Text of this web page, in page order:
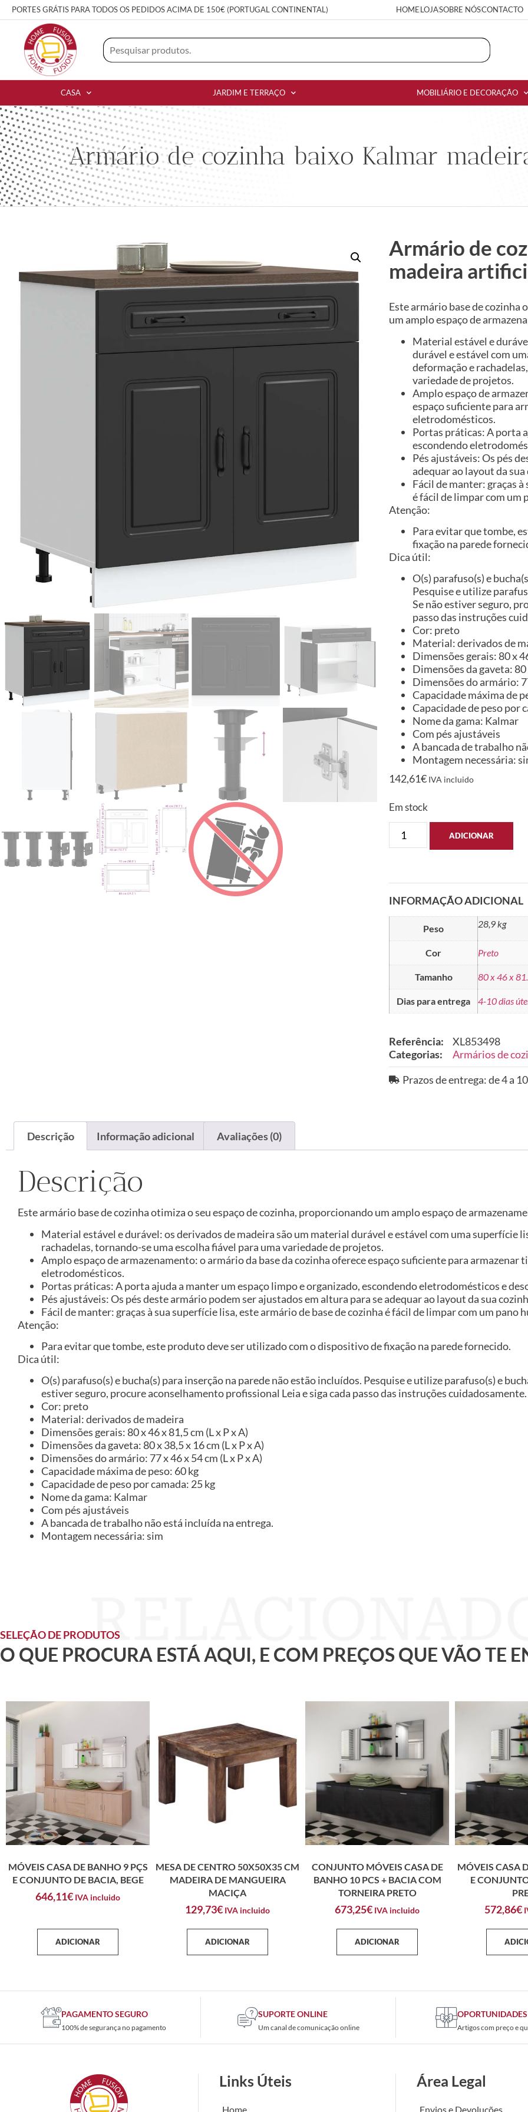
PORTES GRÁTIS PARA TODOS OS PEDIDOS ACIMA DE 150€ (PORTUGAL CONTINENTAL) HOMELOJASOBRE NÓSCONTACTO
CASA JARDIM E TERRAÇO MOBILIÁRIO E DECORAÇÃO
Armário de cozinha baixo Kalmar
Armário de
madeira
Este armário base de cozinha
um amplo espaço de
Material estável e
durável e estável com
deformação e
variedade de projetos.
Amplo espaço de
espaço suficiente para
eletrodomésticos.
Portas práticas: A porta
escondendo
Pés ajustáveis: Os pés
adequar ao layout da sua
Fácil de manter: graças
é fácil de limpar com um
Atenção:
Para evitar que tombe,
fixação na parede
Dica útil:
O(s) parafuso(s) e
Pesquise e utilize
Se não estiver seguro,
passo das instruções
Cor: preto
Material: derivados de
Dimensões gerais: 80 x
Dimensões da gaveta: 80
Dimensões do armário:
Capacidade máxima de
Capacidade de peso por
Nome da gama: Kalmar
Com pés ajustáveis
A bancada de trabalho
Montagem necessária:
142,61€ IVA incluido
Em stock
ADICIONAR
INFORMAÇÃO ADICIONAL
Peso 28,9 kg
Cor Preto
Tamanho 80 x 46 x
Dias para entrega 4-10 dias
Referência:
XL853498
Categorias:
Armários de
Prazos de entrega: de 4 a
Descrição Informação adicional Avaliações (0)
Descrição
Este armário base de cozinha otimiza o seu espaço de cozinha, proporcionando um amplo espaço de
Material estável e durável: os derivados de madeira são um material durável e estável com uma superfície
rachadelas, tornando-se uma escolha fiável para uma variedade de projetos.
Amplo espaço de armazenamento: o armário da base da cozinha oferece espaço suficiente para armazenar
eletrodomésticos.
Portas práticas: A porta ajuda a manter um espaço limpo e organizado, escondendo eletrodomésticos e
Pés ajustáveis: Os pés deste armário podem ser ajustados em altura para se adequar ao layout da sua
Fácil de manter: graças à sua superfície lisa, este armário de base de cozinha é fácil de limpar com um pano
Atenção:
Para evitar que tombe, este produto deve ser utilizado com o dispositivo de fixação na parede fornecido.
Dica útil:
O(s) parafuso(s) e bucha(s) para inserção na parede não estão incluídos. Pesquise e utilize parafuso(s) e
estiver seguro, procure aconselhamento profissional Leia e siga cada passo das instruções cuidadosamente.
Cor: preto
Material: derivados de madeira
Dimensões gerais: 80 x 46 x 81,5 cm (L x P x A)
Dimensões da gaveta: 80 x 38,5 x 16 cm (L x P x A)
Dimensões do armário: 77 x 46 x 54 cm (L x P x A)
Capacidade máxima de peso: 60 kg
Capacidade de peso por camada: 25 kg
Nome da gama: Kalmar
Com pés ajustáveis
A bancada de trabalho não está incluída na entrega.
Montagem necessária: sim
SELEÇÃO DE PRODUTOS
O QUE PROCURA ESTÁ AQUI, E COM PREÇOS QUE VÃO TE
MÓVEIS CASA DE BANHO 9 PÇS
E CONJUNTO DE BACIA, BEGE
646,11€ IVA incluido
ADICIONAR
MESA DE CENTRO 50X50X35 CM
MADEIRA DE MANGUEIRA
MACIÇA
129,73€ IVA incluido
ADICIONAR
CONJUNTO MÓVEIS CASA DE
BANHO 10 PCS + BACIA COM
TORNEIRA PRETO
673,25€ IVA incluido
ADICIONAR
MÓVEIS CASA
E
572,86€
PAGAMENTO SEGURO
100% de segurança no pagamento
SUPORTE ONLINE
Um canal de comunicação online
OPORTUNIDADES
Artigos com preço e
Links Úteis
Home
Área Legal
Envios e Devoluções